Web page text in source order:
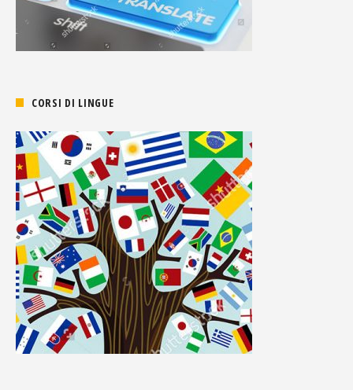
CORSI DI LINGUE